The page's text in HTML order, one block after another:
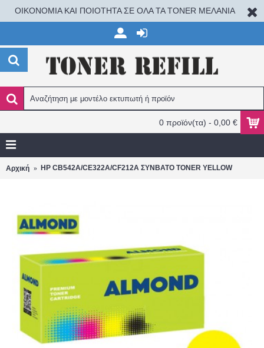
ΟΙΚΟΝΟΜΙΑ ΚΑΙ ΠΟΙΟΤΗΤΑ ΣΕ ΟΛΑ ΤΑ TONER ΜΕΛΑΝΙΑ
0 προϊόν(τα) - 0,00 €
Αρχική HP CB542A/CE322A/CF212A ΣΥΝΒΑΤΟ TONER YELLOW